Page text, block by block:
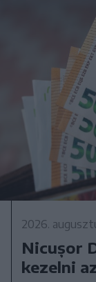
2026.
Nicușor
kezelni